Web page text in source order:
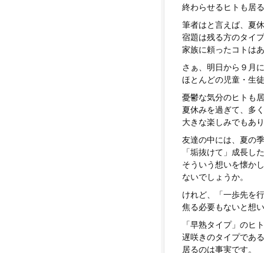
終わらせるヒトも居
筆者はと言えば、夏
宿題は残る方のタイ
家族に頼ったコトは
さぁ、明日から９月
ほとんどの児童・生
憂鬱な気分のヒトも
夏休みを過ぎて、多
大きな楽しみでもあ
友達の中には、夏の
「垢抜けて」成長し
そういう想いを懐か
ないでしょうか。
けれど、「一歩先を
焦る必要もないと想
「早熟タイプ」のヒ
遅咲きのタイプであ
居るのは事実です。